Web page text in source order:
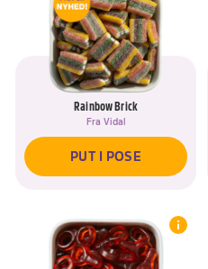
Rainbow Brick
Fra Vidal
PUT I POSE